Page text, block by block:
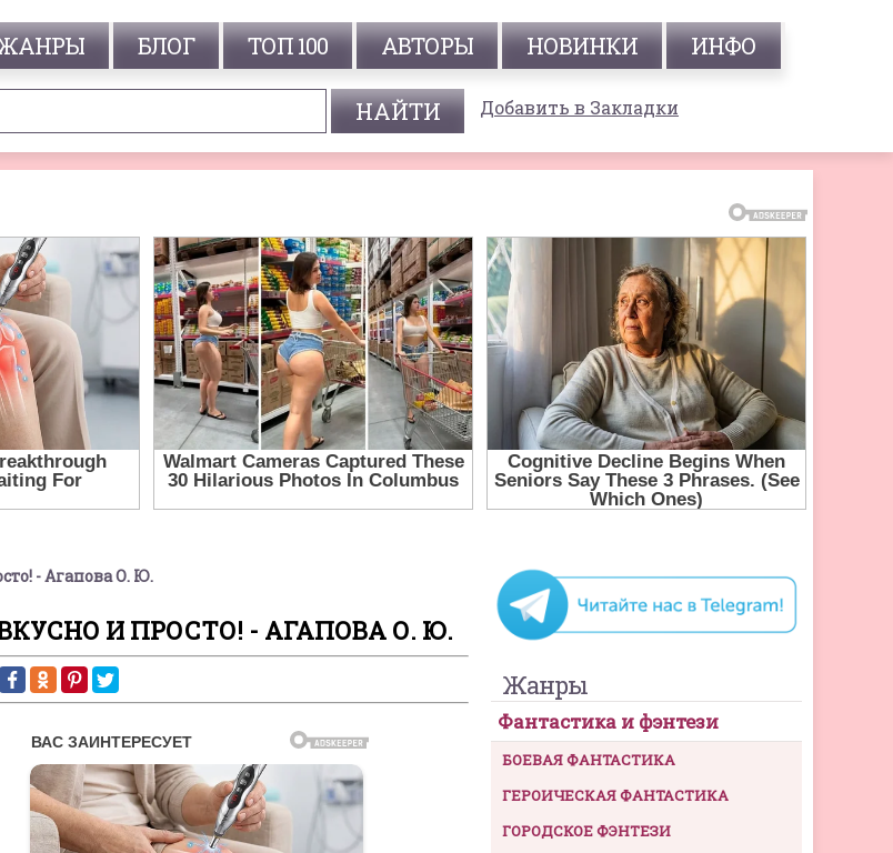
БЛОГ ТОП 100 АВТОРЫ НОВИНКИ ИНФО
Добавить в Закладки
- Агапова О. Ю.
И ПРОСТО! - АГАПОВА О. Ю.
Жанры
Фантастика и фэнтези
БОЕВАЯ ФАНТАСТИКА
ГЕРОИЧЕСКАЯ ФАНТАСТИКА
ГОРОДСКОЕ ФЭНТЕЗИ